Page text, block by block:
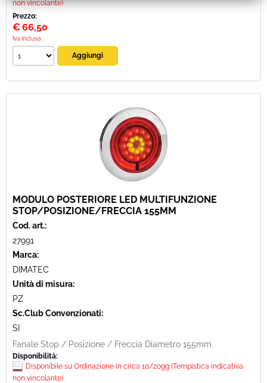
non vincolante)
Prezzo:
€ 66,50
Iva inclusa
MODULO POSTERIORE LED MULTIFUNZIONE
STOP/POSIZIONE/FRECCIA 155MM
Cod. art.:
27991
Marca:
DIMATEC
Unità di misura:
PZ
Sc.Club Convenzionati:
SI
Fanale Stop / Posizione / Freccia Diametro 155mm
Disponibilità:
Disponibile su Ordinazione in circa 10/20gg (Tempistica indicativa
non vincolante)